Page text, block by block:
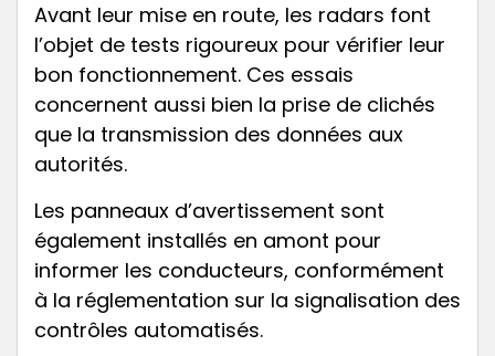
Avant leur mise en route, les radars font
l’objet de tests rigoureux pour vérifier leur
bon fonctionnement. Ces essais
concernent aussi bien la prise de clichés
que la transmission des données aux
autorités.
Les panneaux d’avertissement sont
également installés en amont pour
informer les conducteurs, conformément
à la réglementation sur la signalisation des
contrôles automatisés.